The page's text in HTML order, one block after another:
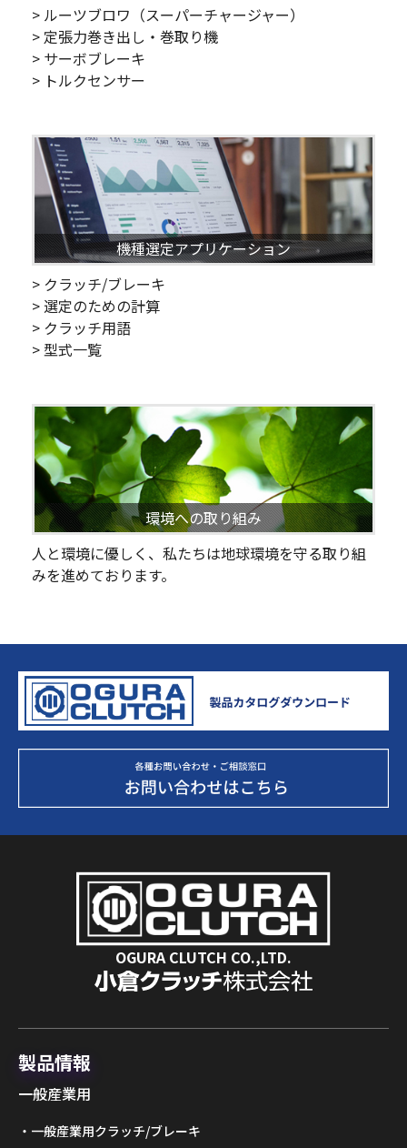
> ルーツブロワ（スーパーチャージャー）
> 定張力巻き出し・巻取り機
> サーボブレーキ
> トルクセンサー
機種選定アプリケーション
> クラッチ/ブレーキ
> 選定のための計算
> クラッチ用語
> 型式一覧
環境への取り組み
人と環境に優しく、私たちは地球環境を守る取り組
みを進めております。
OGURA CLUTCH CO.,LTD.
製品情報
一般産業用
一般産業用クラッチ/ブレーキ